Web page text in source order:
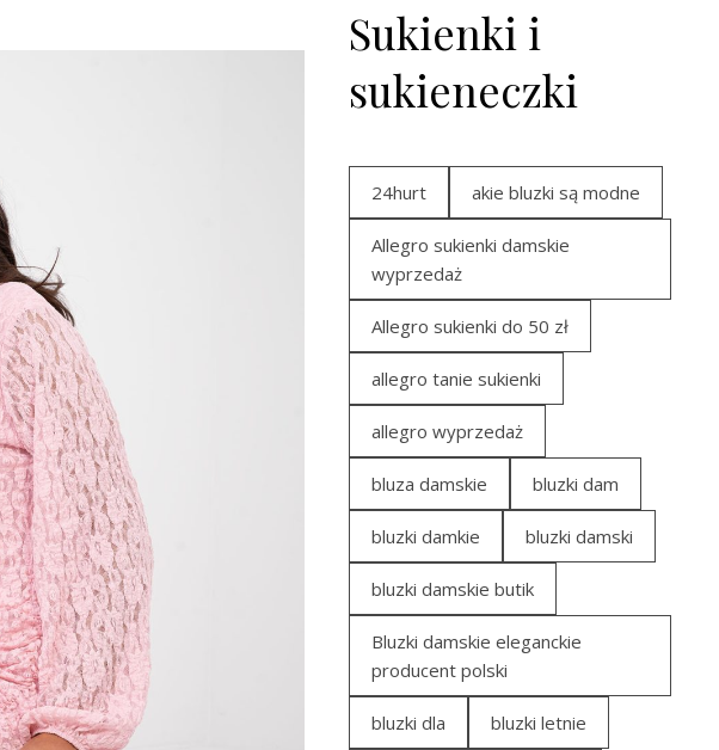
Sukienki i
sukieneczki
24hurt akie bluzki są modne
Allegro sukienki damskie
wyprzedaż
Allegro sukienki do 50 zł
allegro tanie sukienki
allegro wyprzedaż
bluza damskie bluzki dam
bluzki damkie bluzki damski
bluzki damskie butik
Bluzki damskie eleganckie
producent polski
bluzki dla bluzki letnie